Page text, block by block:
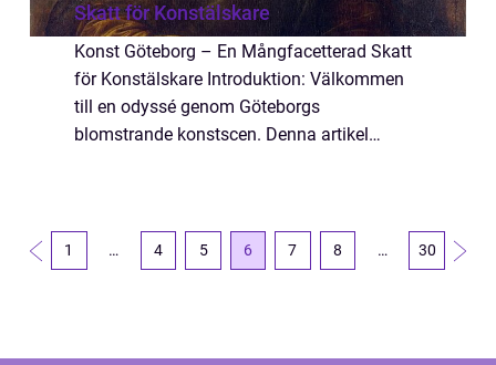
Skatt för Konstälskare
Konst Göteborg – En Mångfacetterad Skatt
för Konstälskare Introduktion: Välkommen
till en odyssé genom Göteborgs
blomstrande konstscen. Denna artikel
1 … 4 5 6 7 8 … 30